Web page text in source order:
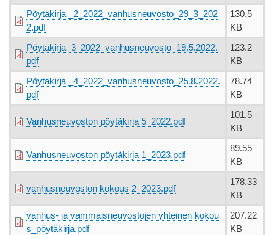
Pöytäkirja _2_2022_vanhusneuvosto_29_3_202
2.pdf
130.5
KB
Pöytäkirja_3_2022_vanhusneuvosto_19.5.2022.
pdf
123.2
KB
Pöytäkirja _4_2022_vanhusneuvosto_25.8.2022.
pdf
78.74
KB
Vanhusneuvoston pöytäkirja 5_2022.pdf
101.5
KB
Vanhusneuvoston pöytäkirja 1_2023.pdf
89.55
KB
vanhusneuvoston kokous 2_2023.pdf
178.33
KB
vanhus- ja vammaisneuvostojen yhteinen kokou
s_pöytäkirja.pdf
207.22
KB